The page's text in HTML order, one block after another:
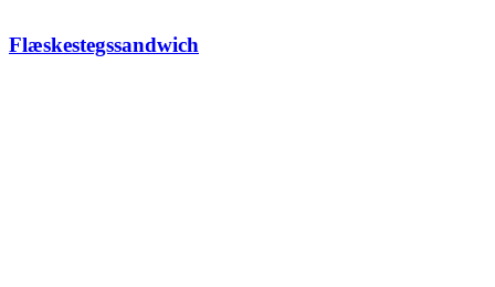
Flæskestegssandwich